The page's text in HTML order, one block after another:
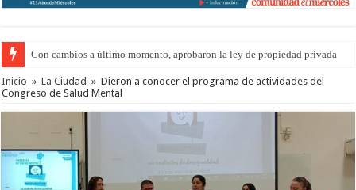
Con cambios a último momento, aprobaron la ley de propiedad privada
Adopción en Entre Ríos: el 35% de los 90 niños, niñas y adolescentes que
Inicio » La Ciudad » Dieron a conocer el programa de actividades del
Congreso de Salud Mental